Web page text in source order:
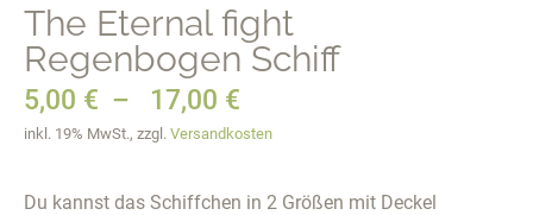
The Eternal fight
Regenbogen Schiff
5,00 € – 17,00 €
inkl. 19% MwSt., zzgl. Versandkosten
Du kannst das Schiffchen in 2 Größen mit Deckel